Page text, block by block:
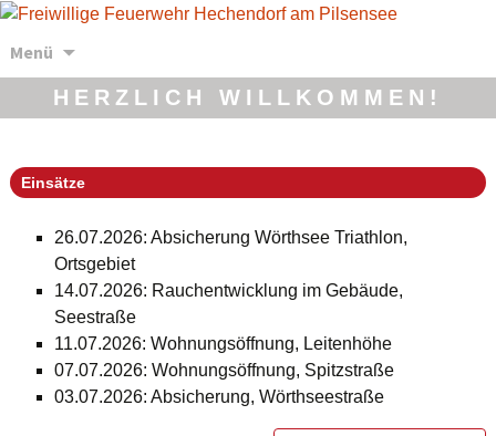
Menü
Inhalt
springen
HERZLICH WILLKOMMEN!
Einsätze
26.07.2026: Absicherung Wörthsee Triathlon,
Ortsgebiet
14.07.2026: Rauchentwicklung im Gebäude,
Seestraße
11.07.2026: Wohnungsöffnung, Leitenhöhe
07.07.2026: Wohnungsöffnung, Spitzstraße
03.07.2026: Absicherung, Wörthseestraße